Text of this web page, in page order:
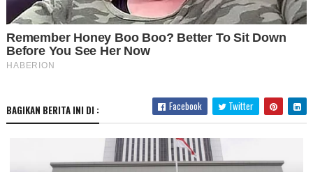
BAGIKAN BERITA INI DI : Facebook Twitter